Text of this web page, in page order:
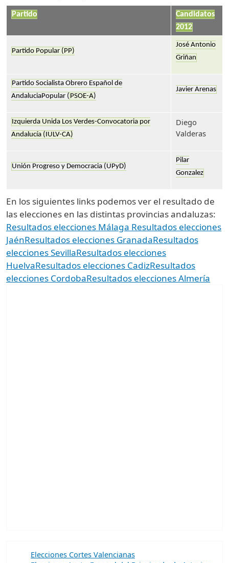
Partido
Candidatos
2012
Partido Popular (PP)
José Antonio
Griñan
Partido Socialista Obrero Español de
AndaluciaPopular ( PSOE-A)
Javier Arenas
Izquierda Unida Los Verdes-Convocatoria por
Andalucía (IULV-CA)
Diego
Valderas
Unión Progreso y Democracia (UPyD)
Pilar
Gonzalez
En los siguientes links podemos ver el resultado de
las elecciones en las distintas provincias andaluzas:
Resultados elecciones Málaga Resultados elecciones
JaénResultados elecciones GranadaResultados
elecciones SevillaResultados elecciones
HuelvaResultados elecciones CadizResultados
elecciones CordobaResultados elecciones Almería
Elecciones Cortes Valencianas